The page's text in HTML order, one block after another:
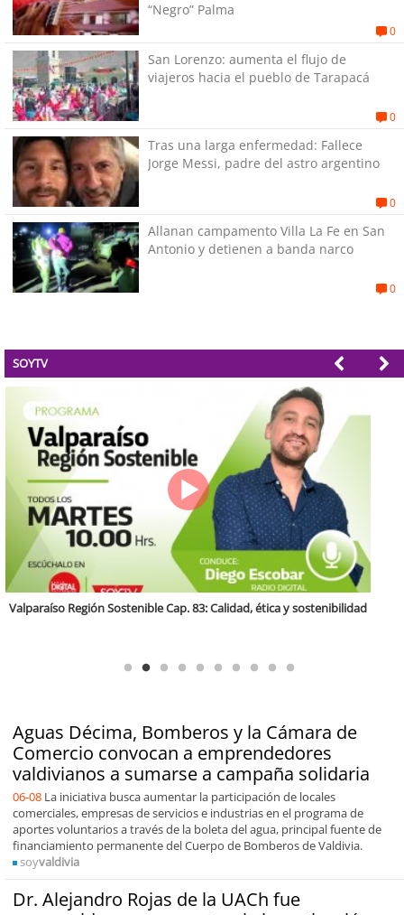
“Negro” Palma
0
San Lorenzo: aumenta el flujo de
viajeros hacia el pueblo de Tarapacá
0
Tras una larga enfermedad: Fallece
Jorge Messi, padre del astro argentino
0
Allanan campamento Villa La Fe en San
Antonio y detienen a banda narco
0
SOYTV
Aguas Décima, Bomberos y la Cámara de
Comercio convocan a emprendedores
valdivianos a sumarse a campaña solidaria
06-08 La iniciativa busca aumentar la participación de locales
comerciales, empresas de servicios e industrias en el programa de
aportes voluntarios a través de la boleta del agua, principal fuente de
financiamiento permanente del Cuerpo de Bomberos de Valdivia.
soyvaldivia
Dr. Alejandro Rojas de la UACh fue